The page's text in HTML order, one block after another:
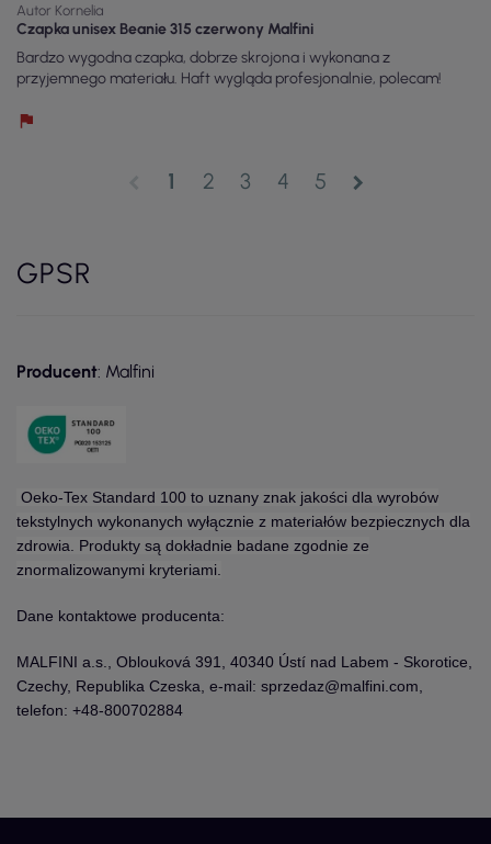
Autor Kornelia
Czapka unisex Beanie 315 czerwony Malfini
Bardzo wygodna czapka, dobrze skrojona i wykonana z
przyjemnego materiału. Haft wygląda profesjonalnie, polecam!
1 2 3 4 5 chevron_right
GPSR
Producent: Malfini
Oeko-Tex Standard 100 to uznany znak jakości dla wyrobów
tekstylnych wykonanych wyłącznie z materiałów bezpiecznych dla
zdrowia. Produkty są dokładnie badane zgodnie ze
znormalizowanymi kryteriami.
Dane kontaktowe producenta:
MALFINI a.s., Oblouková 391, 40340 Ústí nad Labem - Skorotice,
Czechy, Republika Czeska, e-mail: sprzedaz@malfini.com,
telefon: +48-800702884